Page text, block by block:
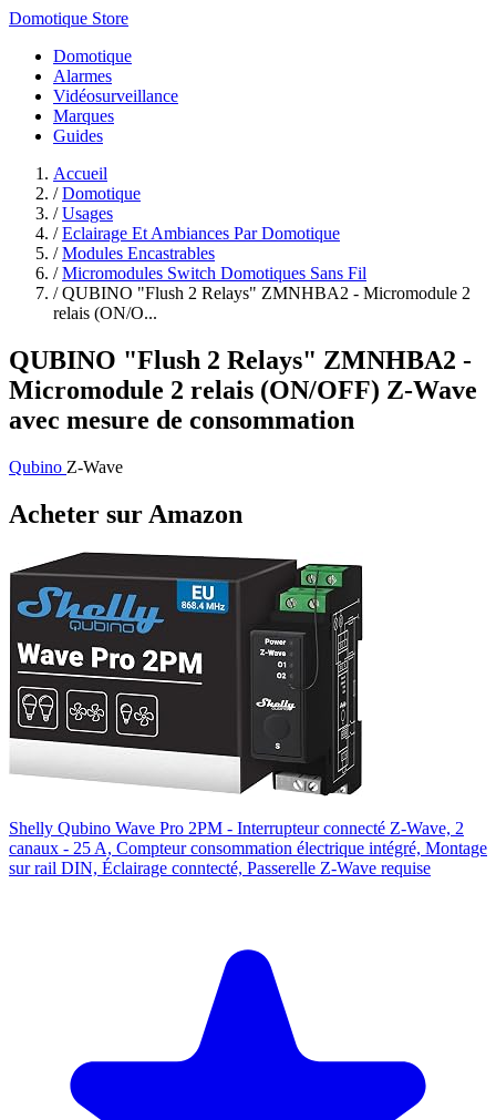
Domotique Store
Domotique
Alarmes
Vidéosurveillance
Marques
Guides
Accueil
/ Domotique
/ Usages
/ Eclairage Et Ambiances Par Domotique
/ Modules Encastrables
/ Micromodules Switch Domotiques Sans Fil
/ QUBINO "Flush 2 Relays" ZMNHBA2 - Micromodule 2
relais (ON/O...
QUBINO "Flush 2 Relays" ZMNHBA2 -
Micromodule 2 relais (ON/OFF) Z‑Wave
avec mesure de consommation
Qubino Z-Wave
Acheter sur Amazon
Shelly Qubino Wave Pro 2PM - Interrupteur connecté Z-Wave, 2
canaux - 25 A, Compteur consommation électrique intégré, Montage
sur rail DIN, Éclairage conntecté, Passerelle Z-Wave requise